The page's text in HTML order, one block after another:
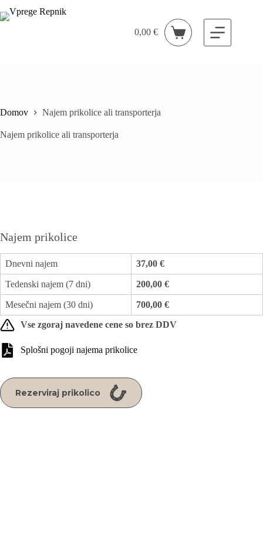
to
Shopping
0,00€
Domov Najem prikolice ali transporterja
Najem prikolice ali transporterja
Najem prikolice
Dnevni najem 37,00 €
Tedenski najem (7 dni) 200,00 €
Mesečni najem (30 dni) 700,00 €
Vse zgoraj navedene cene so brez DDV
Splošni pogoji najema prikolice
Rezerviraj prikolico